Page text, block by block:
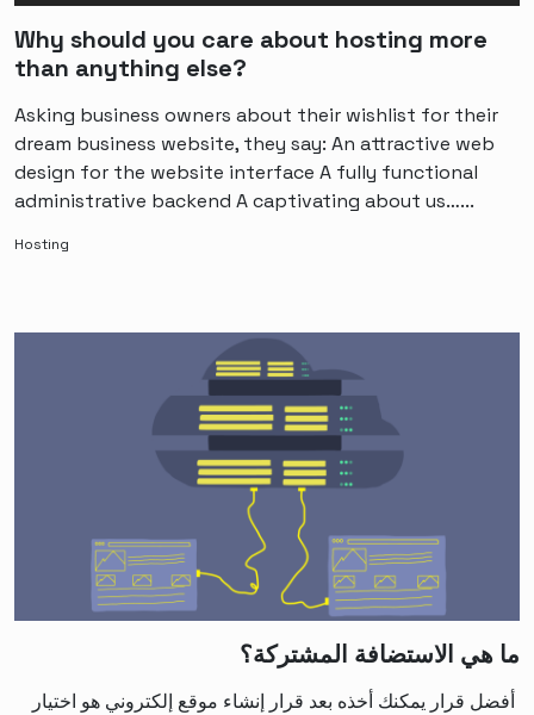
Why should you care about hosting more
than anything else?
Asking business owners about their wishlist for their
dream business website, they say: An attractive web
design for the website interface A fully functional
administrative backend A captivating about us…...
Hosting
ما هي الاستضافة المشتركة؟
أفضل قرار يمكنك أخذه بعد قرار إنشاء موقع إلكتروني هو اختيار